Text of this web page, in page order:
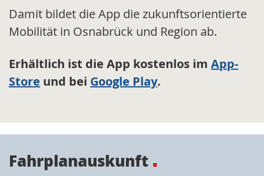
Damit bildet die App die zukunftsorientierte
Mobilität in Osnabrück und Region ab.
Erhältlich ist die App kostenlos im App-
Store und bei Google Play.
Fahrplanauskunft